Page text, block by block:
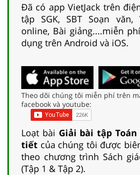
Đã có app VietJack trên
tập SGK, SBT Soạn văn,
online, Bài giảng....miễn
dụng trên Android và iOS.
Theo dõi chúng tôi miễn phí trên
facebook và youtube:
Loạt bài Giải bài tập
tiết của chúng tôi được
theo chương trình Sách
(Tập 1 & Tập 2).